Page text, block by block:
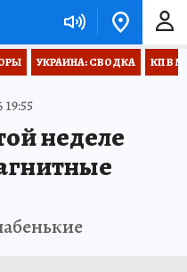
УКРАИНА: СВОДКА КП В
неделе